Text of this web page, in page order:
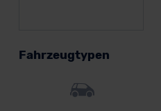
Fahrzeugtypen